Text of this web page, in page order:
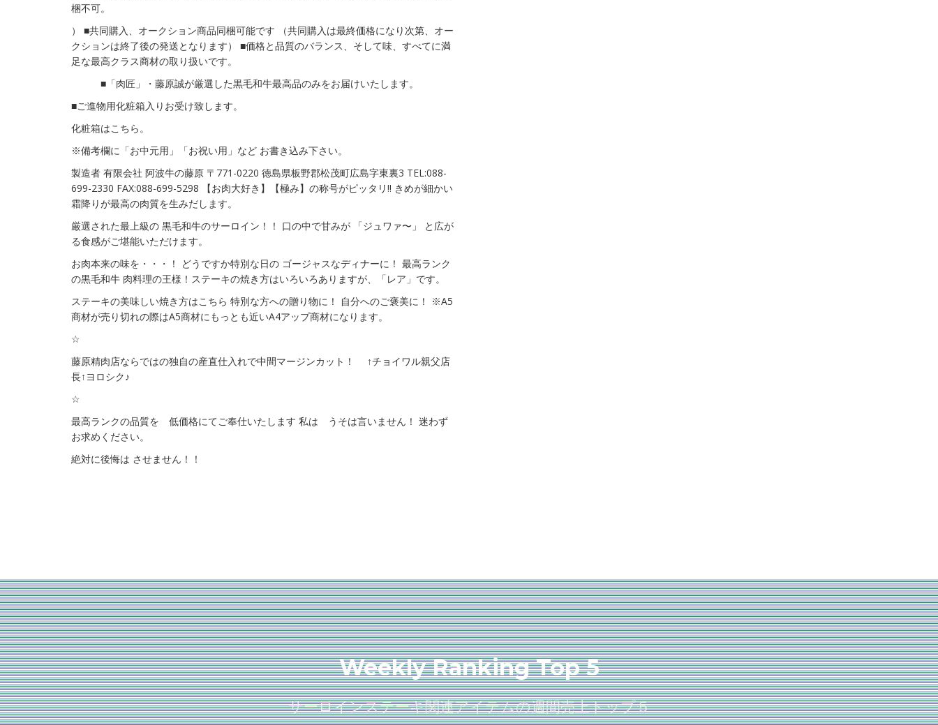
梱不可。
） ■共同購入、オークション商品同梱可能です （共同購入は最終価格になり次第、オー
クションは終了後の発送となります） ■価格と品質のバランス、そして味、すべてに満
足な最高クラス商材の取り扱いです。
■「肉匠」・藤原誠が厳選した黒毛和牛最高品のみをお届けいたします。
■ご進物用化粧箱入りお受け致します。
化粧箱はこちら。
※備考欄に「お中元用」「お祝い用」など お書き込み下さい。
製造者 有限会社 阿波牛の藤原 〒771-0220 徳島県板野郡松茂町広島字東裏3 TEL:088-
699-2330 FAX:088-699-5298 【お肉大好き】【極み】の称号がピッタリ!! きめが細かい
霜降りが最高の肉質を生みだします。
厳選された最上級の 黒毛和牛のサーロイン！！ 口の中で甘みが 「ジュワァ〜」 と広が
る食感がご堪能いただけます。
お肉本来の味を・・・！ どうですか特別な日の ゴージャスなディナーに！ 最高ランク
の黒毛和牛 肉料理の王様！ステーキの焼き方はいろいろありますが、「レア」です。
ステーキの美味しい焼き方はこちら 特別な方への贈り物に！ 自分へのご褒美に！ ※A5
商材が売り切れの際はA5商材にもっとも近いA4アップ商材になります。
☆
藤原精肉店ならではの独自の産直仕入れで中間マージンカット！ ↑チョイワル親父店
長↑ヨロシク♪
☆
最高ランクの品質を 低価格にてご奉仕いたします 私は うそは言いません！ 迷わず
お求めください。
絶対に後悔は させません！！
Weekly Ranking Top 5
サーロインステーキ関連アイテムの週間売上トップ５